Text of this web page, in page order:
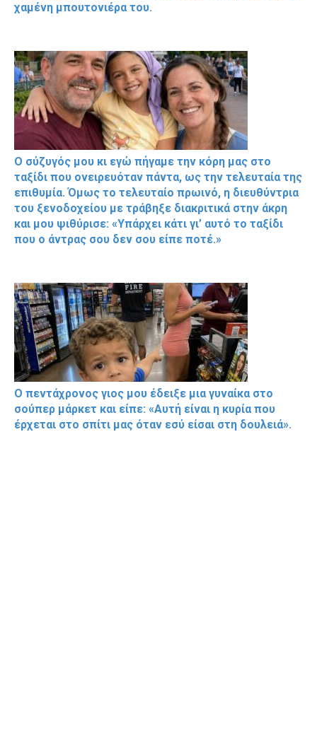
χαμένη μπουτονιέρα του.
Ο σύζυγός μου κι εγώ πήγαμε την κόρη μας στο
ταξίδι που ονειρευόταν πάντα, ως την τελευταία της
επιθυμία. Όμως το τελευταίο πρωινό, η διευθύντρια
του ξενοδοχείου με τράβηξε διακριτικά στην άκρη
και μου ψιθύρισε: «Υπάρχει κάτι γι’ αυτό το ταξίδι
που ο άντρας σου δεν σου είπε ποτέ.»
Ο πεντάχρονος γιος μου έδειξε μια γυναίκα στο
σούπερ μάρκετ και είπε: «Αυτή είναι η κυρία που
έρχεται στο σπίτι μας όταν εσύ είσαι στη δουλειά».